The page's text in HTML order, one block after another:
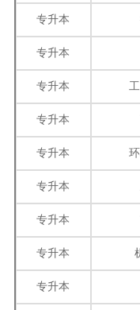
专升本
专升本
专升本
专升本
专升本
专升本
专升本
专升本
专升本